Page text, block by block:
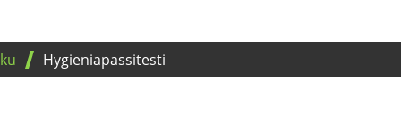
Hy­gie­nia­pas­si­tes­ti